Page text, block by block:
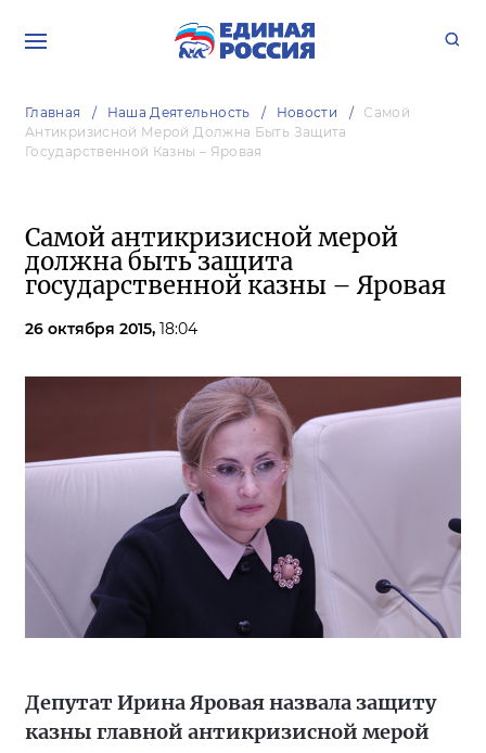
Главная Наша Деятельность Новости
Самой
Антикризисной Мерой Должна Быть Защита
Государственной Казны – Яровая
Самой антикризисной мерой
должна быть защита
государственной казны – Яровая
26 октября 2015, 18:04
Депутат Ирина Яровая назвала защиту
казны главной антикризисной мерой